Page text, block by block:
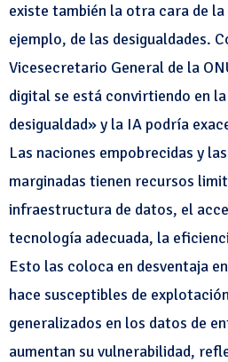
existe también la otra cara de
ejemplo, de las desigualdades.
Vicesecretario General de la
digital se está convirtiendo en
desigualdad» y la IA podría
Las naciones empobrecidas y
marginadas tienen recursos
infraestructura de datos, el
tecnología adecuada, la
Esto las coloca en desventaja
hace susceptibles de
generalizados en los datos de
aumentan su vulnerabilidad,